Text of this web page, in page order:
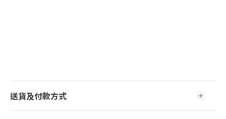
送貨及付款方式